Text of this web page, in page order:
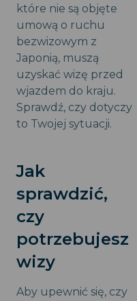
które nie są objęte
umową o ruchu
bezwizowym z
Japonią, muszą
uzyskać wizę przed
wjazdem do kraju.
Sprawdź, czy dotyczy
to Twojej sytuacji.
Jak
sprawdzić,
czy
potrzebujesz
wizy
Aby upewnić się, czy